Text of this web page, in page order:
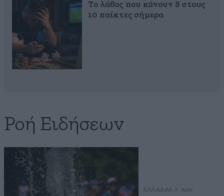
Το λάθος που κάνουν 8 στους
10 παίκτες σήμερα
Ροή Ειδήσεων
ΕΛΛΑΔΑ6 λ. πριν